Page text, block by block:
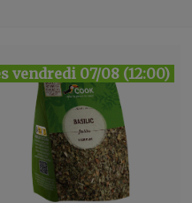
vendredi 07/08 (12:00)